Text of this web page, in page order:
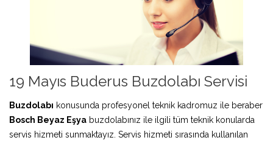
19 Mayıs Buderus Buzdolabı Servisi
Buzdolabı konusunda profesyonel teknik kadromuz ile beraber
Bosch Beyaz Eşya buzdolabınız ile ilgili tüm teknik konularda
servis hizmeti sunmaktayız. Servis hizmeti sırasında kullanılan